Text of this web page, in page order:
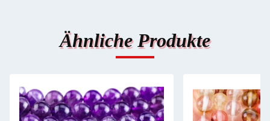
Ähnliche Produkte